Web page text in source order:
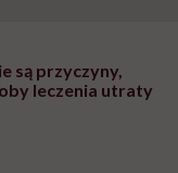
są przyczyny,
leczenia utraty